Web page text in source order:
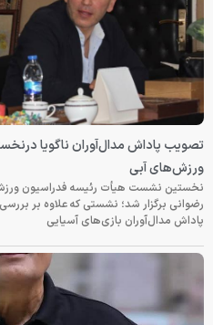
تصویب پاداش مدال‌آوران ناگویا
ورزش‌های آبی
نخستین نشست هیأت رئیسه فدراسیون
رضوانی برگزار شد؛ نشستی که علاوه بر
پاداش مدال‌آوران بازی‌های آسیایی